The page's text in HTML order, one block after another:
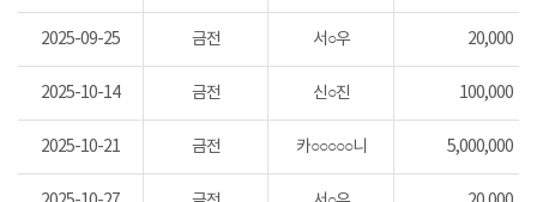
2025-09-25 금전 서○우 20,000
2025-10-14 금전 신○진 100,000
2025-10-21 금전 카○○○○○니 5,000,000